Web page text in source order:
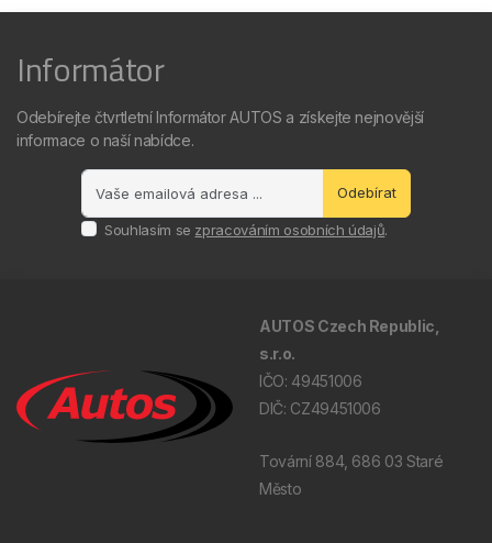
Informátor
Odebírejte čtvrtletní Informátor AUTOS a získejte nejnovější
informace o naší nabídce.
Odebírat
Souhlasím se zpracováním osobních údajů.
AUTOS Czech Republic,
s.r.o.
IČO: 49451006
DIČ: CZ49451006
Tovární 884, 686 03 Staré
Město